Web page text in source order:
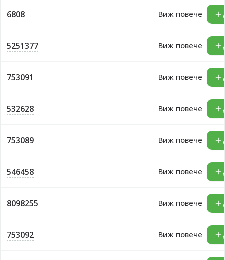
6808 Виж повече
5251377 Виж повече
753091 Виж повече
532628 Виж повече
753089 Виж повече
546458 Виж повече
8098255 Виж повече
753092 Виж повече